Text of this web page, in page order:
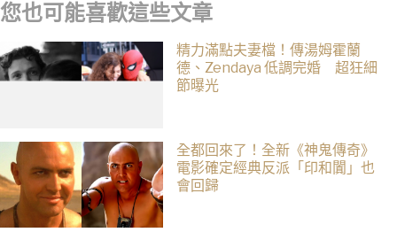
您也可能喜歡這些文章
精力滿點夫妻檔！傳湯姆霍蘭
德、Zendaya 低調完婚 超狂細
節曝光
全都回來了！全新《神鬼傳奇》
電影確定經典反派「印和闐」也
會回歸